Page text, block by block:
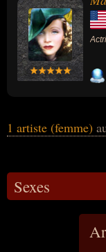
américaine par
1 artiste (femme)
Sexes